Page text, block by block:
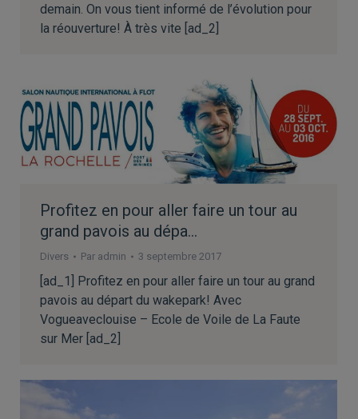
demain. On vous tient informé de l’évolution pour
la réouverture! À très vite [ad_2]
Profitez en pour aller faire un tour au
grand pavois au dépa…
Divers Par admin 3 septembre 2017
[ad_1] Profitez en pour aller faire un tour au grand
pavois au départ du wakepark! Avec
Vogueaveclouise – Ecole de Voile de La Faute
sur Mer [ad_2]